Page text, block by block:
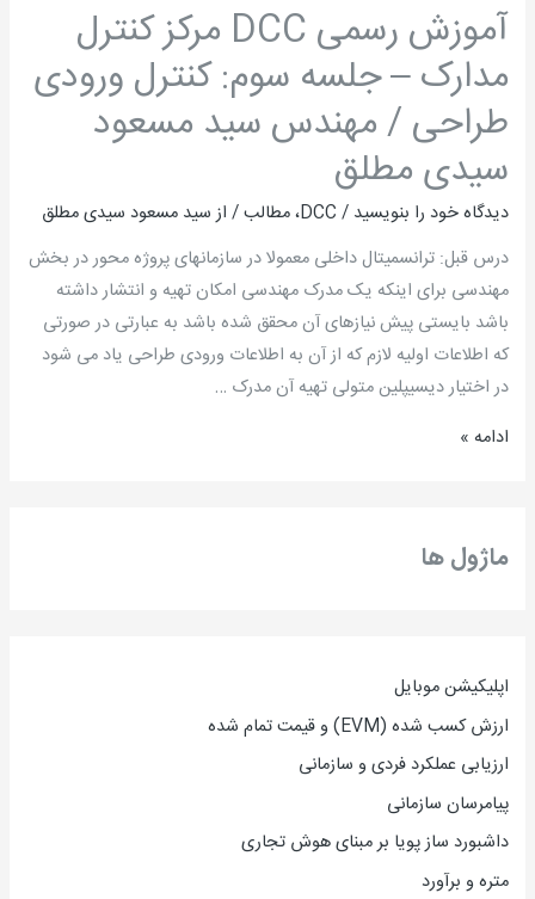
ماژول ها
اپلیکیشن موبایل
ارزش کسب شده (EVM) و قیمت تمام شده
ارزیابی عملکرد فردی و سازمانی
پیامرسان سازمانی
داشبورد ساز پویا بر مبنای هوش تجاری
متره و برآورد
آموزش رسمی DCC مرکز کنترل
مدارک – جلسه سوم: کنترل ورودی
طراحی / مهندس سید مسعود
سیدی مطلق
دیدگاه‌ خود را بنویسید /
DCC،مطالب/ از سید مسعود سیدی مطلق
درس قبل: ترانسمیتال داخلی معمولا در سازمانهای پروژه محور در بخش
مهندسی برای اینکه یک مدرک مهندسی امکان تهیه و انتشار داشته
باشد بایستی پیش نیازهای آن محقق شده باشد به عبارتی در صورتی
که اطلاعات اولیه لازم که از آن به اطلاعات ورودی طراحی یاد می شود
در اختیار دیسیپلین متولی تهیه آن مدرک …
آموزش
رسمی
DCC
مرکز
کنترل
مدارک
–
سوم:
کنترل
ورودی
طراحی
مهندس
مطلق
ادامه »